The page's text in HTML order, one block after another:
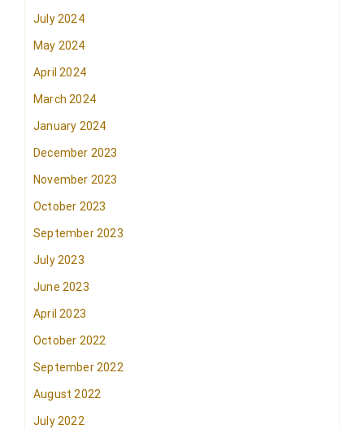
July 2024
May 2024
April 2024
March 2024
January 2024
December 2023
November 2023
October 2023
September 2023
July 2023
June 2023
April 2023
October 2022
September 2022
August 2022
July 2022